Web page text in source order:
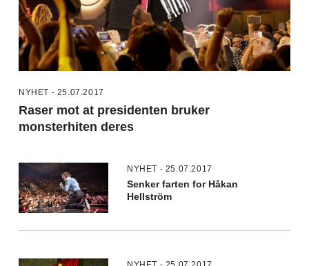
NYHET - 25.07.2017
Raser mot at presidenten bruker
monsterhiten deres
NYHET - 25.07.2017
Senker farten for Håkan
Hellström